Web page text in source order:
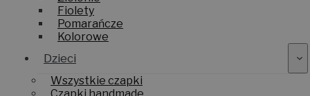
Fiolety
Pomarańcze
Kolorowe
Dzieci
Wszystkie czapki